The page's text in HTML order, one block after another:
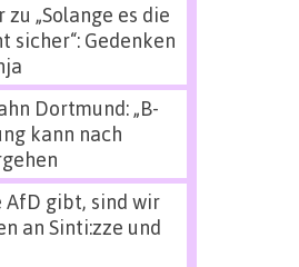
zu „Solange es die
sicher“: Gedenken
Dortmund: „B-
kann nach
AfD gibt, sind wir
an Sinti:zze und